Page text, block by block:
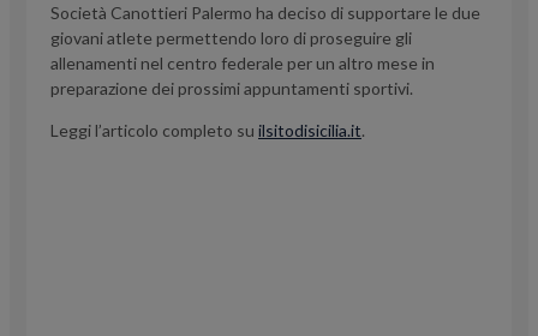
Società Canottieri Palermo ha deciso di supportare le due
giovani atlete permettendo loro di proseguire gli
allenamenti nel centro federale per un altro mese in
preparazione dei prossimi appuntamenti sportivi.
Leggi l’articolo completo su ilsitodisicilia.it.